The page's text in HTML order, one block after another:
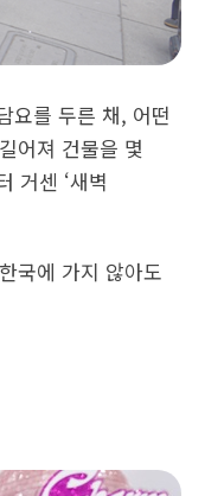
요를 두른 채, 어떤
어져 건물을 몇
거센 ‘새벽
국에 가지 않아도